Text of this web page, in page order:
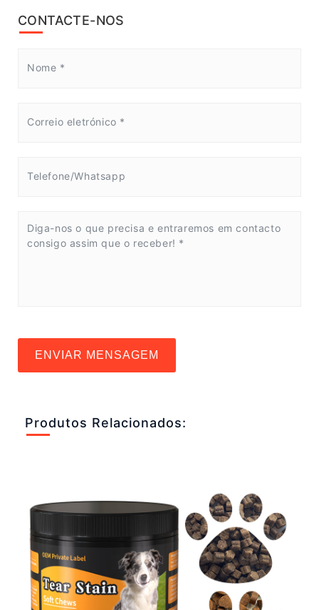
CONTACTE-NOS
ENVIAR MENSAGEM
Produtos Relacionados: